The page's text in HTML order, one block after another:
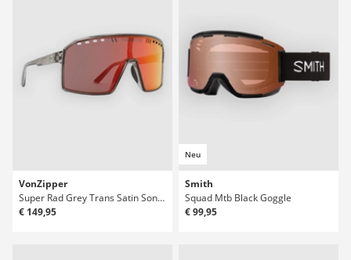
VonZipper
Super Rad Grey Trans Satin Sonnenbrille
€ 149,95
Neu
Smith
Squad Mtb Black Goggle
€ 99,95